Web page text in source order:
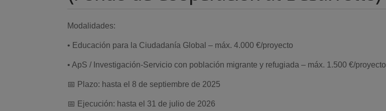
Modalidades:
• Educación para la Ciudadanía Global – máx. 4.000 €/proyecto
• ApS / Investigación-Servicio con población migrante y refugiada – máx. 1.500 €/proyecto
📅 Plazo: hasta el 8 de septiembre de 2025
📅 Ejecución: hasta el 31 de julio de 2026